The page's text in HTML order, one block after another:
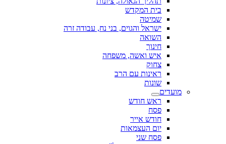
בית המקדש
שמיטה
ישראל והגוים, בני נח, עבודה זרה
השואה
חינוך
איש ואשה, משפחה
צחוק
ראינות עם הרב
שונות
מועדים
ראש חודש
פסח
חודש אייר
יום העצמאות
פסח שני